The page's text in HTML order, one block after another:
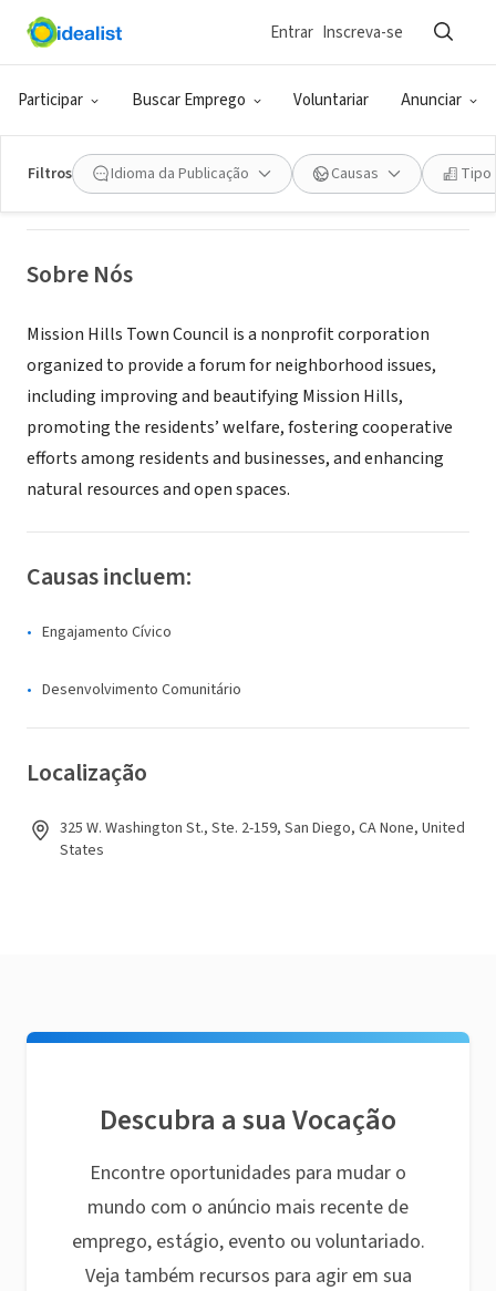
Participar Buscar Emprego Voluntariar Anunciar
Entrar Inscreva-se
Filtros Idioma da Publicação Causas Tipo
ONG (SETOR SOCIAL)
Mission Hills Town Council
Sobre Nós
Mission Hills Town Council is a nonprofit corporation
organized to provide a forum for neighborhood issues,
including improving and beautifying Mission Hills,
promoting the residents’ welfare, fostering cooperative
efforts among residents and businesses, and enhancing
natural resources and open spaces.
Causas incluem:
Engajamento Cívico
Desenvolvimento Comunitário
Localização
325 W. Washington St., Ste. 2-159, San Diego, CA None, United
States
Descubra a sua Vocação
Encontre oportunidades para mudar o
mundo com o anúncio mais recente de
emprego, estágio, evento ou voluntariado.
Veja também recursos para agir em sua